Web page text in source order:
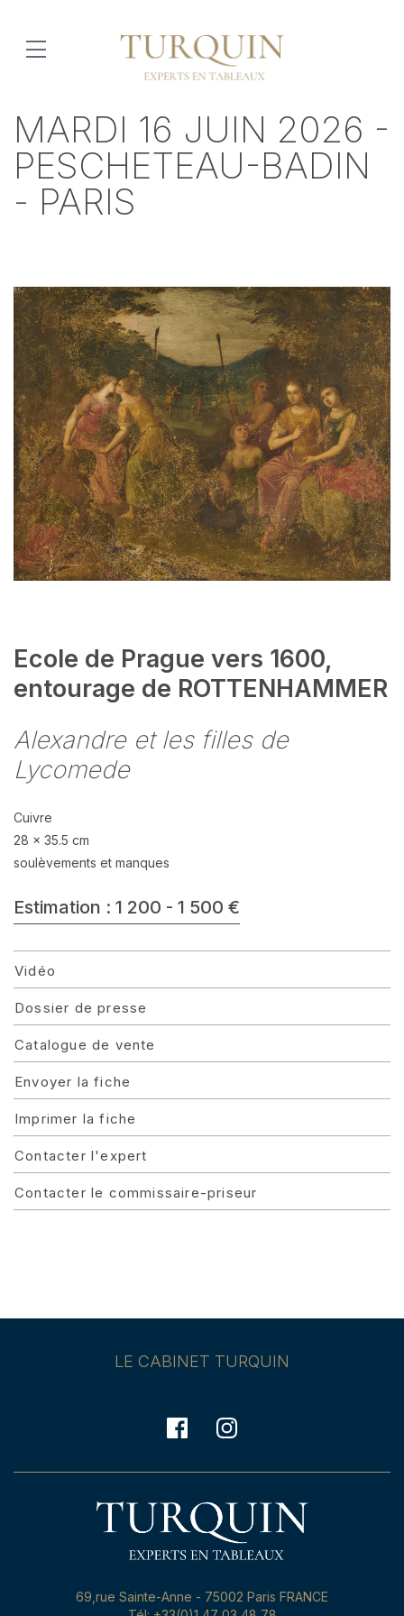
MARDI 16 JUIN 2026 -
PESCHETEAU-BADIN
- PARIS
Ecole de Prague vers 1600,
entourage de ROTTENHAMMER
Alexandre et les filles de
Lycomede
Cuivre
28 x 35.5 cm
soulèvements et manques
Estimation : 1 200 - 1 500 €
Vidéo
Dossier de presse
Catalogue de vente
Envoyer la fiche
Imprimer la fiche
Contacter l'expert
Contacter le commissaire-priseur
LE CABINET TURQUIN
69,rue Sainte-Anne - 75002 Paris FRANCE